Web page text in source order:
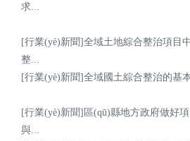
求...
[行業(yè)新聞]全域土地綜合整治項目中
整...
[行業(yè)新聞]全域國土綜合整治的基本
[行業(yè)新聞]區(qū)縣地方政府做好
與...